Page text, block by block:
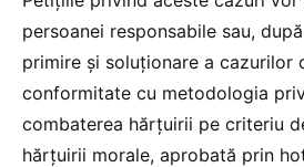
persoanei responsabile sau,
primire şi soluţionare a cazurilor
conformitate cu metodologia
combaterea hărţuirii pe criteriu
hărţuirii morale, aprobată prin